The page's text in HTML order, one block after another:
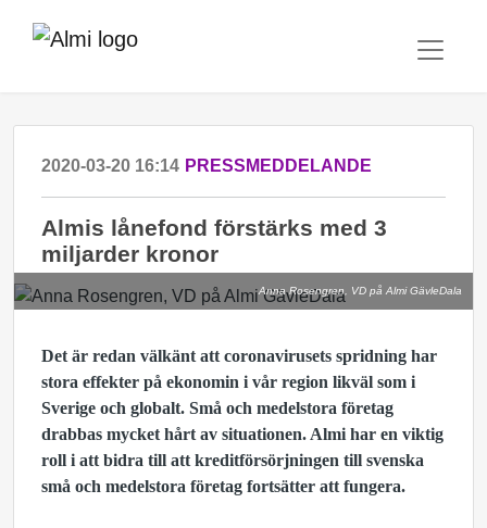
2020-03-20 16:14 PRESSMEDDELANDE
Almis lånefond förstärks med 3
miljarder kronor
Anna Rosengren, VD på Almi GävleDala
Det är redan välkänt att coronavirusets spridning har
stora effekter på ekonomin i vår region likväl som i
Sverige och globalt. Små och medelstora företag
drabbas mycket hårt av situationen. Almi har en viktig
roll i att bidra till att kreditförsörjningen till svenska
små och medelstora företag fortsätter att fungera.